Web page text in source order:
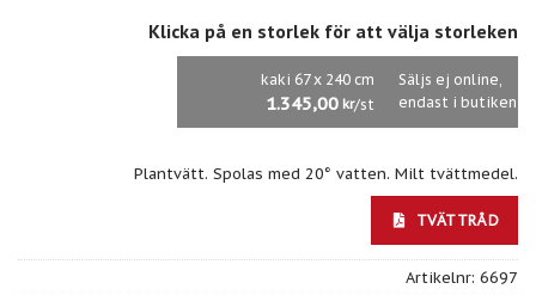
Klicka på en storlek för att välja storleken
kaki 67 x 240 cm
1.345,00 kr/st
Säljs ej online,
endast i butiken
Plantvätt. Spolas med 20° vatten. Milt tvättmedel.
TVÄTTRÅD
Artikelnr: 6697